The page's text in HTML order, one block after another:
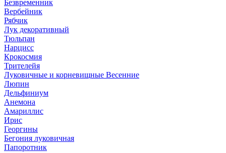
Безвременник
Вербейник
Рябчик
Лук декоративный
Тюльпан
Нарцисс
Крокосмия
Трителейя
Луковичные и корневищные Весенние
Люпин
Дельфиниум
Анемона
Амариллис
Ирис
Георгины
Бегония луковичная
Папоротник